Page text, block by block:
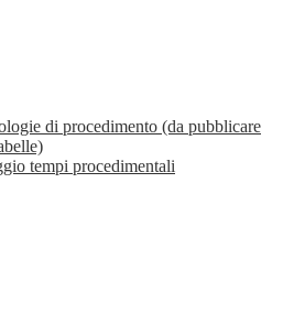
di procedimento (da pubblicare
tempi procedimentali